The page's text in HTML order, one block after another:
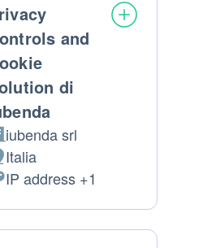
and
di
iubenda srl
del trattamento:
Italia
Personali trattati:
IP address +1